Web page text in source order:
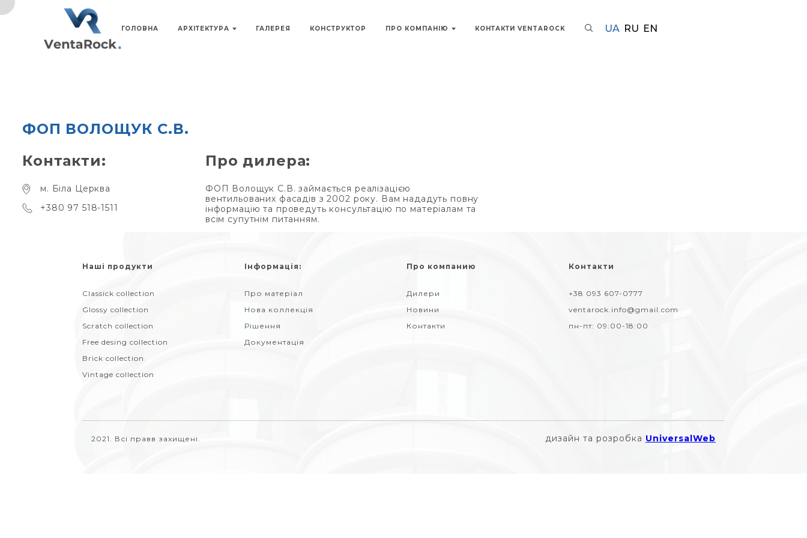
ГОЛОВНА АРХІТЕКТУРА ГАЛЕРЕЯ КОНСТРУКТОР ПРО КОМПАНІЮ КОНТАКТИ VENTAROCK UA RU EN
ФОП ВОЛОЩУК С.В.
Контакти:
м. Біла Церква
+380 97 518-1511
Про дилера:
ФОП Волощук С.В. займається реалізацією
вентильованих фасадів з 2002 року. Вам нададуть повну
інформацію та проведуть консультацію по матеріалам та
всім супутнім питанням.
Наші продукти
Classick collection
Glossy collection
Scratch collection
Free desing collection
Brick collection
Vintage collection
Інформація:
Про матеріал
Нова коллекція
Рішення
Документація
Про компанию
Дилери
Новини
Контакти
Контакти
+38 093 607-0777
ventarock.info@gmail.com
пн-пт: 09:00-18:00
2021. Всі правв захищені. дизайн та розробка UniversalWeb